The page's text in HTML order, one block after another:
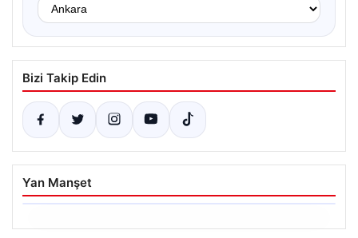
Bizi Takip Edin
Yan Manşet
06.08.2026